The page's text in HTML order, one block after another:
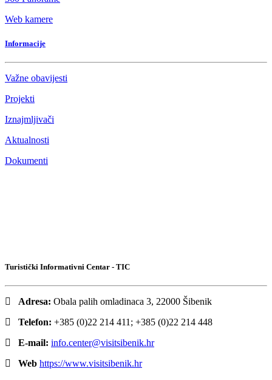
Web kamere
Informacije
Važne obavijesti
Projekti
Iznajmljivači
Aktualnosti
Dokumenti
Turistički Informativni Centar - TIC
Adresa: Obala palih omladinaca 3, 22000 Šibenik
Telefon: +385 (0)22 214 411; +385 (0)22 214 448
E-mail: info.center@visitsibenik.hr
Web https://www.visitsibenik.hr